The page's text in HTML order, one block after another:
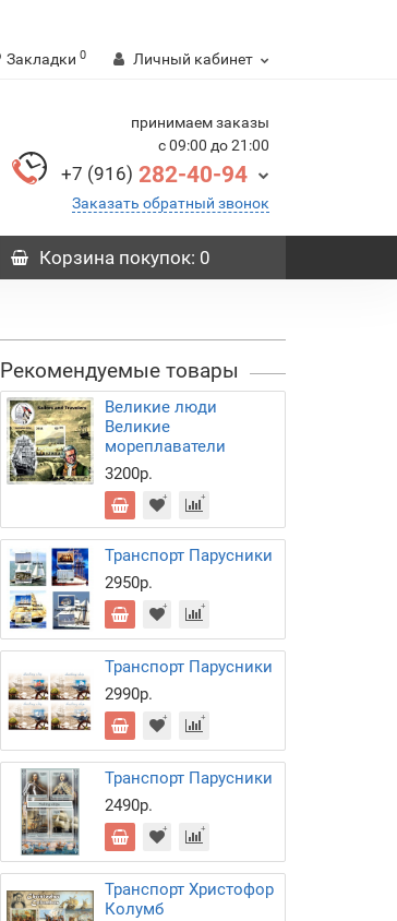
Закладки 0 Личный кабинет
принимаем заказы
с 09:00 до 21:00
+7 (916) 282-40-94
Заказать обратный звонок
Корзинапокупок: 0
Рекомендуемые товары
Великие люди
Великие
мореплаватели
3200р.
Транспорт Парусники
2950р.
Транспорт Парусники
2990р.
Транспорт Парусники
2490р.
Транспорт Христофор
Колумб